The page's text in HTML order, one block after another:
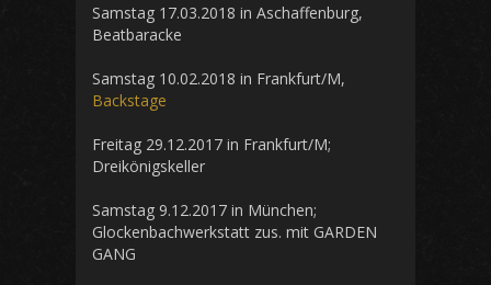
Samstag 17.03.2018 in Aschaffenburg,
Beatbaracke
Samstag 10.02.2018 in Frankfurt/M,
Backstage
Freitag 29.12.2017 in Frankfurt/M;
Dreikönigskeller
Samstag 9.12.2017 in München;
Glockenbachwerkstatt zus. mit GARDEN
GANG